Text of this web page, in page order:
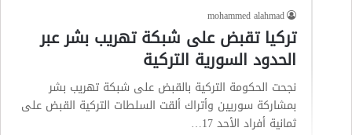
mohammed alahmad
تركيا تقبض على شبكة تهريب بشر عبر
الحدود السورية التركية
نجحت الحكومة التركية بالقبض على شبكة تهريب بشر
بمشاركة سوريين وأتراك ألقت السلطات التركية القبض على
ثمانية أفراد الأحد 17…